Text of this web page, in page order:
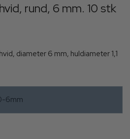
rund, 6 mm. 10 stk
diameter 6 mm, huldiameter 1,1
6mm